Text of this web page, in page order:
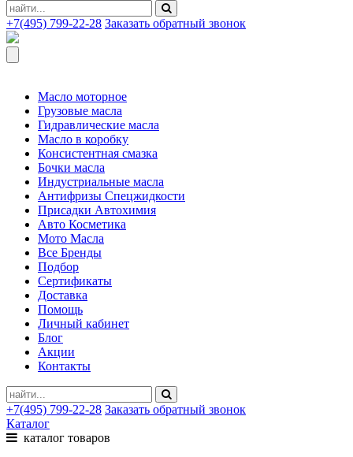
+7(495) 799-22-28 Заказать обратный звонок
Масло моторное
Грузовые масла
Гидравлические масла
Масло в коробку
Консистентная смазка
Бочки масла
Индустриальные масла
Антифризы Спецжидкости
Присадки Автохимия
Авто Косметика
Мото Масла
Все Бренды
Подбор
Сертификаты
Доставка
Помощь
Личный кабинет
Блог
Акции
Контакты
+7(495) 799-22-28 Заказать обратный звонок
Каталог
каталог товаров